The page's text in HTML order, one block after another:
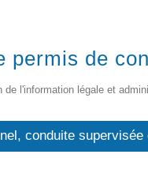
permis de
de l'information légale et
conduite supervisée